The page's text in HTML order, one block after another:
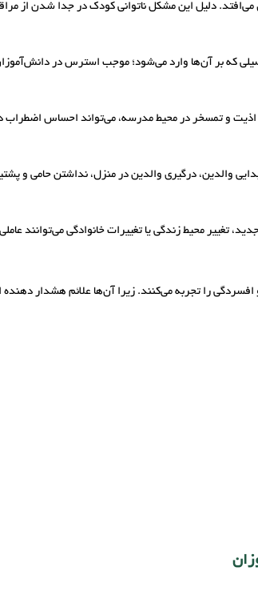
می‌افتد. دلیل این مشکل ناتوانی کودک در جدا شدن از
که بر آن‌ها وارد می‌شود؛ موجب استرس در
و اذیت و تمسخر در محیط مدرسه، می‌تواند احساس اضطراب
والدین، درگیری والدین در منزل، نداشتن حامی و
تغییر محیط زندگی یا تغییرات خانوادگی می‌توانند
را تجربه می‌کنند. زیرا آن‌ها علائم هشدار